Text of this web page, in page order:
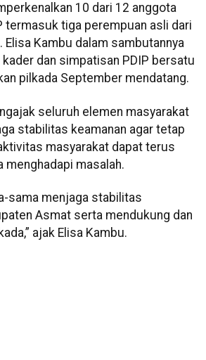
10 dari 12 anggota
termasuk tiga perempuan asli dari
Elisa Kambu dalam sambutannya
dan simpatisan PDIP bersatu
pilkada September mendatang.
seluruh elemen masyarakat
stabilitas keamanan agar tetap
masyarakat dapat terus
menghadapi masalah.
sama menjaga stabilitas
Asmat serta mendukung dan
ajak Elisa Kambu.